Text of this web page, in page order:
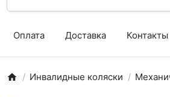
Оплата Доставка Контакты
Инвалидные коляски